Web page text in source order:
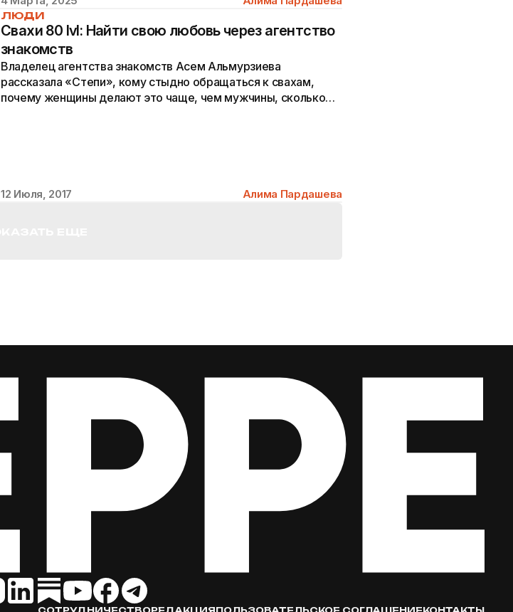
ЛЮДИ
Свахи 80 lvl: Найти свою любовь через агентство
знакомств
Владелец агентства знакомств Асем Альмурзиева
рассказала «Степи», кому стыдно обращаться к свахам,
почему женщины делают это чаще, чем мужчины, сколько
12 Июля, 2017 Алима Пардашева